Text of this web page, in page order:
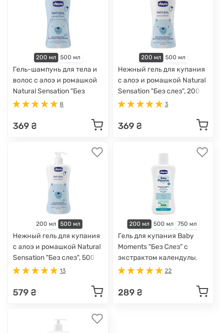
200 мл 500 мл
Гель-шампунь для тела и
волос с алоэ и ромашкой
Natural Sensation "Без
слез", 200 мл 8
369 ₴
200 мл 500 мл
Нежный гель для купания
с алоэ и ромашкой Natural
Sensation "Без слез", 200
мл
3
369 ₴
200 мл 500 мл
Нежный гель для купания
с алоэ и ромашкой Natural
Sensation "Без слез", 500
мл
13
579 ₴
200 мл 500 мл 750 мл
Гель для купания Baby
Moments "Без Слез" с
экстрактом календулы,
200 мл
22
289 ₴